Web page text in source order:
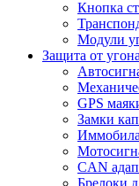
Кнопка
Модули
Защита от угона
GPS
Замки
CAN
Брелоки